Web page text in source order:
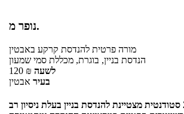
נופר מ.
מורה פרטית להנדסת קרקע באבטין
הנדסת בניין, בוגרת, מכללת סמי שמעון
120 ₪ לשעה
בעיר אבטין
נופר מזרחי, בת 28 סטודנטית מצטיינת להנדסת בניין בעלת ניסיון רב